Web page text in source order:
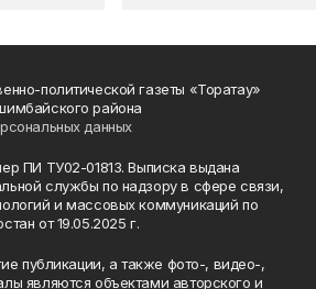
политической газеты «Торатау»
района
данных
ПИ ТУ02-01813. Выписка выдана
службы по надзору в сфере связи,
и массовых коммуникаций по
от 19.05.2025 г.
публикации, а также фото-, видео-,
являются объектами авторского и